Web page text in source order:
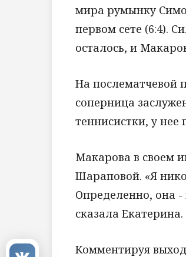
мира румынку
первом сете (6:4).
осталось, и
На послематчевой
соперница
теннисистки, у нее
Макарова в своем
Шараповой. «Я
Определенно, она -
сказала Екатерина.
Комментируя